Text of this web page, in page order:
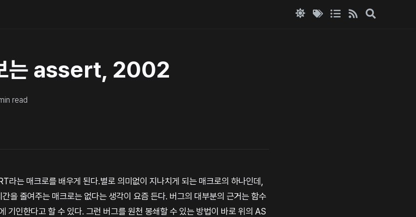
는 assert, 2002
read
라는 매크로를 배우게 된다.별로 의미없이 지나치게 되는 매크로의 하나인데,
을 줄여주는 매크로는 없다는 생각이 요즘 든다. 버그의 대부분의 근거는 함수
기인한다고 할 수 있다. 그런 버그를 원천 봉쇄할 수 있는 방법이 바로 위의 AS